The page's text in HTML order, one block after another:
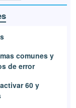
comunes y
de error
60 y